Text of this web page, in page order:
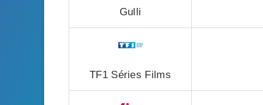
Gulli
TF1 Séries Films